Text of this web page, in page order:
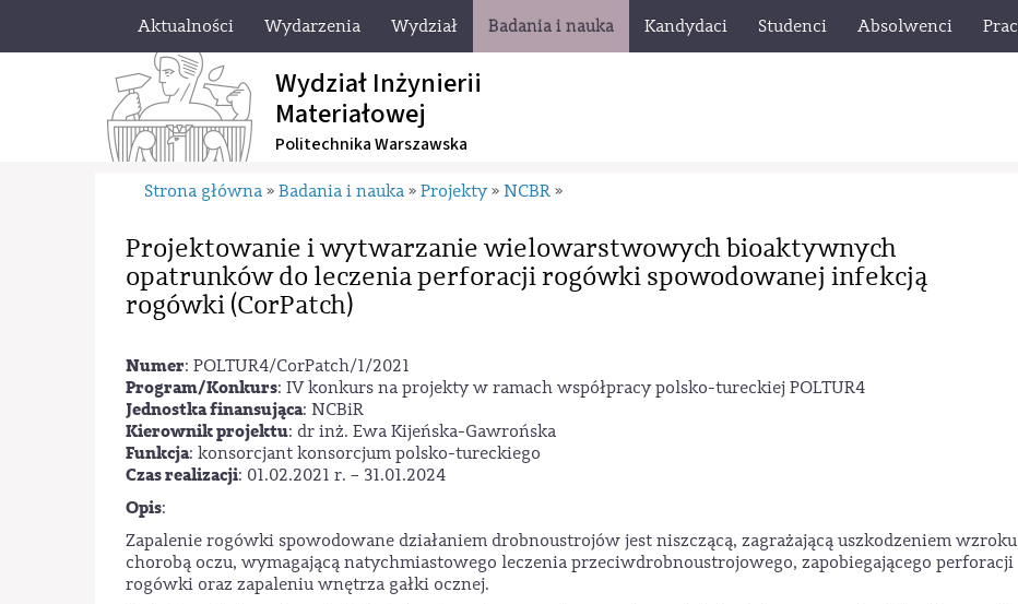
Aktualności Wydarzenia Wydział Badania i nauka Kandydaci Studenci Absolwenci
Wydział Inżynierii
Materiałowej
Politechnika Warszawska
Strona główna » Badania i nauka » Projekty » NCBR »
Projektowanie i wytwarzanie wielowarstwowych bioaktywnych
opatrunków do leczenia perforacji rogówki spowodowanej infekcją
rogówki (CorPatch)
Numer: POLTUR4/CorPatch/1/2021
Program/Konkurs: IV konkurs na projekty w ramach współpracy polsko-tureckiej POLTUR4
Jednostka finansująca: NCBiR
Kierownik projektu: dr inż. Ewa Kijeńska-Gawrońska
Funkcja: konsorcjant konsorcjum polsko-tureckiego
Czas realizacji: 01.02.2021 r. – 31.01.2024
Opis:
Zapalenie rogówki spowodowane działaniem drobnoustrojów jest niszczącą, zagrażającą uszkodzeniem wzroku
chorobą oczu, wymagającą natychmiastowego leczenia przeciwdrobnoustrojowego, zapobiegającego perforacji
rogówki oraz zapaleniu wnętrza gałki ocznej.